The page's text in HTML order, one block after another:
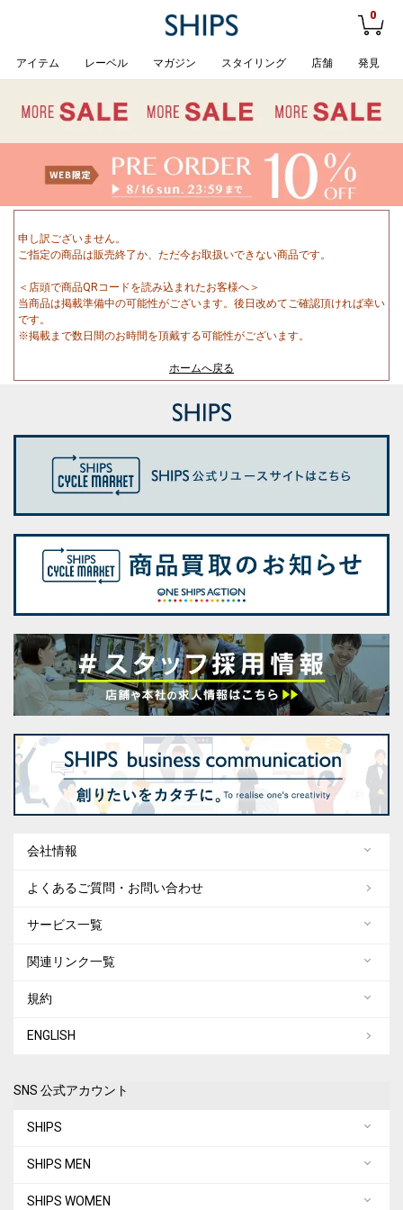
0
アイテム レーベル マガジン スタイリング 店舗 発見
申し訳ございません。
ご指定の商品は販売終了か、ただ今お取扱いできない商品です。
＜店頭で商品QRコードを読み込まれたお客様へ＞
当商品は掲載準備中の可能性がございます。後日改めてご確認頂ければ幸い
です。
※掲載まで数日間のお時間を頂戴する可能性がございます。
ホームへ戻る
会社情報
よくあるご質問・お問い合わせ
サービス一覧
関連リンク一覧
規約
ENGLISH
SNS 公式アカウント
SHIPS
SHIPS MEN
SHIPS WOMEN